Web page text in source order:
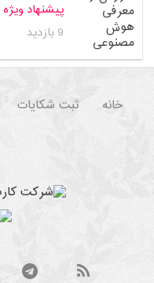
پیشنهاد ویژه
9 بازدید
خانه ثبت شکایات